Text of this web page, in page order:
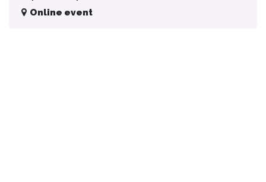
Online event